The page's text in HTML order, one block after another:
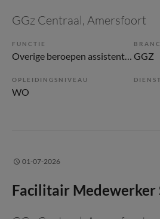
GGz Centraal, Amersfoort
FUNCTIE
Overige beroepen assistenten GGZ
OPLEIDINGSNIVEAU
WO
01-07-2026
Facilitair Medewerker